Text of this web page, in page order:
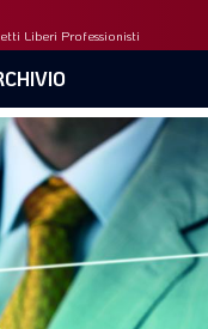
Liberi Professionisti